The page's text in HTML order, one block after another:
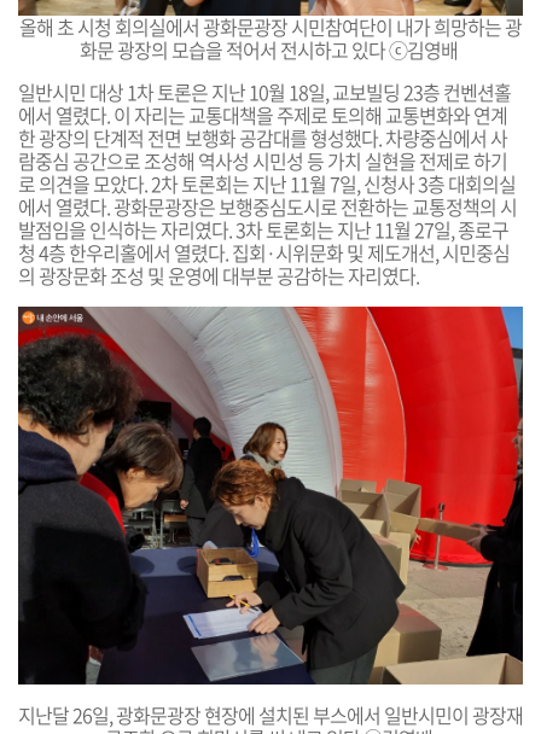
올해 초 시청 회의실에서 광화문광장 시민참여단이 내가 희망하는 광
화문 광장의 모습을 적어서 전시하고 있다 ⓒ김영배
일반시민 대상 1차토론은지난 10월 18일, 교보빌딩 23층 컨벤션홀
에서 열렸다. 이 자리는 교통대책을 주제로 토의해 교통변화와 연계
한 광장의 단계적 전면 보행화 공감대를 형성했다. 차량중심에서 사
람중심 공간으로 조성해 역사성 시민성 등 가치 실현을 전제로 하기
로 의견을 모았다.2차 토론회는 지난 11월 7일, 신청사 3층 대회의실
에서 열렸다. 광화문광장은 보행중심도시로 전환하는 교통정책의 시
발점임을 인식하는 자리였다.3차 토론회는 지난 11월 27일, 종로구
청 4층 한우리홀에서 열렸다. 집회·시위문화 및 제도개선, 시민중심
의 광장문화 조성 및 운영에 대부분 공감하는 자리였다.
지난달 26일, 광화문광장 현장에 설치된 부스에서 일반시민이 광장재